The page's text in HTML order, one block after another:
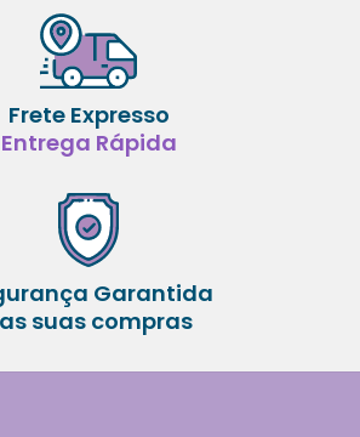
Frete Expresso
Entrega Rápida
Garantida
suas compras